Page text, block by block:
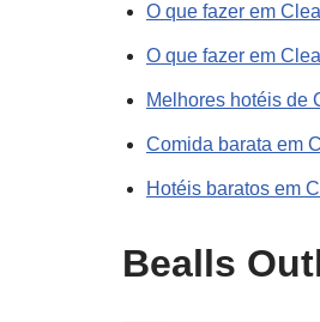
O que fazer em
O que fazer em
Melhores hotéis de
Comida barata em
Hotéis baratos em
Bealls